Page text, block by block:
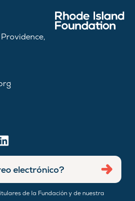
de la Fundación y de nuestra
Enviar